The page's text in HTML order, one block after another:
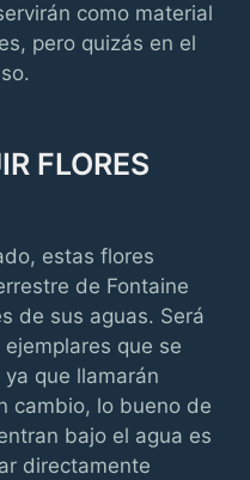
como material
pero quizás en el
FLORES
estas flores
de Fontaine
de sus aguas. Será
que se
que llamarán
cambio, lo bueno de
bajo el agua es
directamente